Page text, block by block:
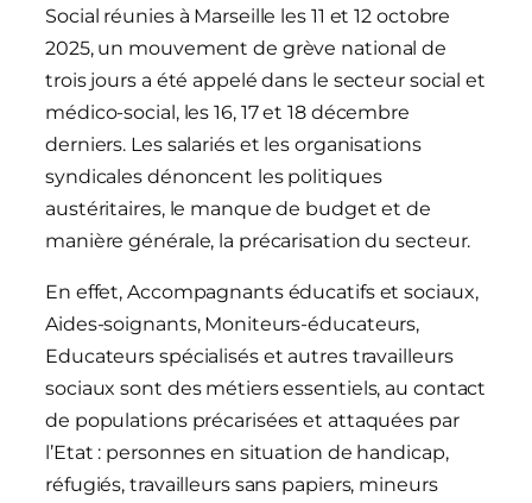
Social réunies à Marseille les 11 et 12 octobre
2025, un mouvement de grève national de
trois jours a été appelé dans le secteur social et
médico-social, les 16, 17 et 18 décembre
derniers. Les salariés et les organisations
syndicales dénoncent les politiques
austéritaires, le manque de budget et de
manière générale, la précarisation du secteur.
En effet, Accompagnants éducatifs et sociaux,
Aides-soignants, Moniteurs-éducateurs,
Educateurs spécialisés et autres travailleurs
sociaux sont des métiers essentiels, au contact
de populations précarisées et attaquées par
l’Etat : personnes en situation de handicap,
réfugiés, travailleurs sans papiers, mineurs